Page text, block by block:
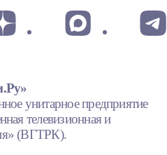
унитарное предприятие
телевизионная и
(ВГТРК).